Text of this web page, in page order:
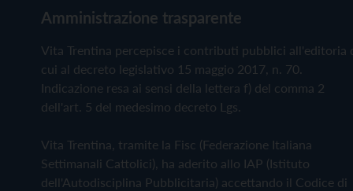
Amministrazione trasparente
Vita Trentina percepisce i contributi pubblici all'editoria
cui al decreto legislativo 15 maggio 2017, n. 70.
Indicazione resa ai sensi della lettera f) del comma 2
dell'art. 5 del medesimo decreto Lgs.
Vita Trentina, tramite la Fisc (Federazione Italiana
Settimanali Cattolici), ha aderito allo IAP (Istituto
dell'Autodisciplina Pubblicitaria) accettando il Codice di